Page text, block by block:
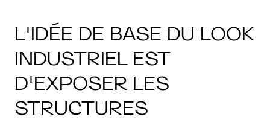
L'IDÉE DE BASE DU LOOK
INDUSTRIEL EST
D'EXPOSER LES
STRUCTURES